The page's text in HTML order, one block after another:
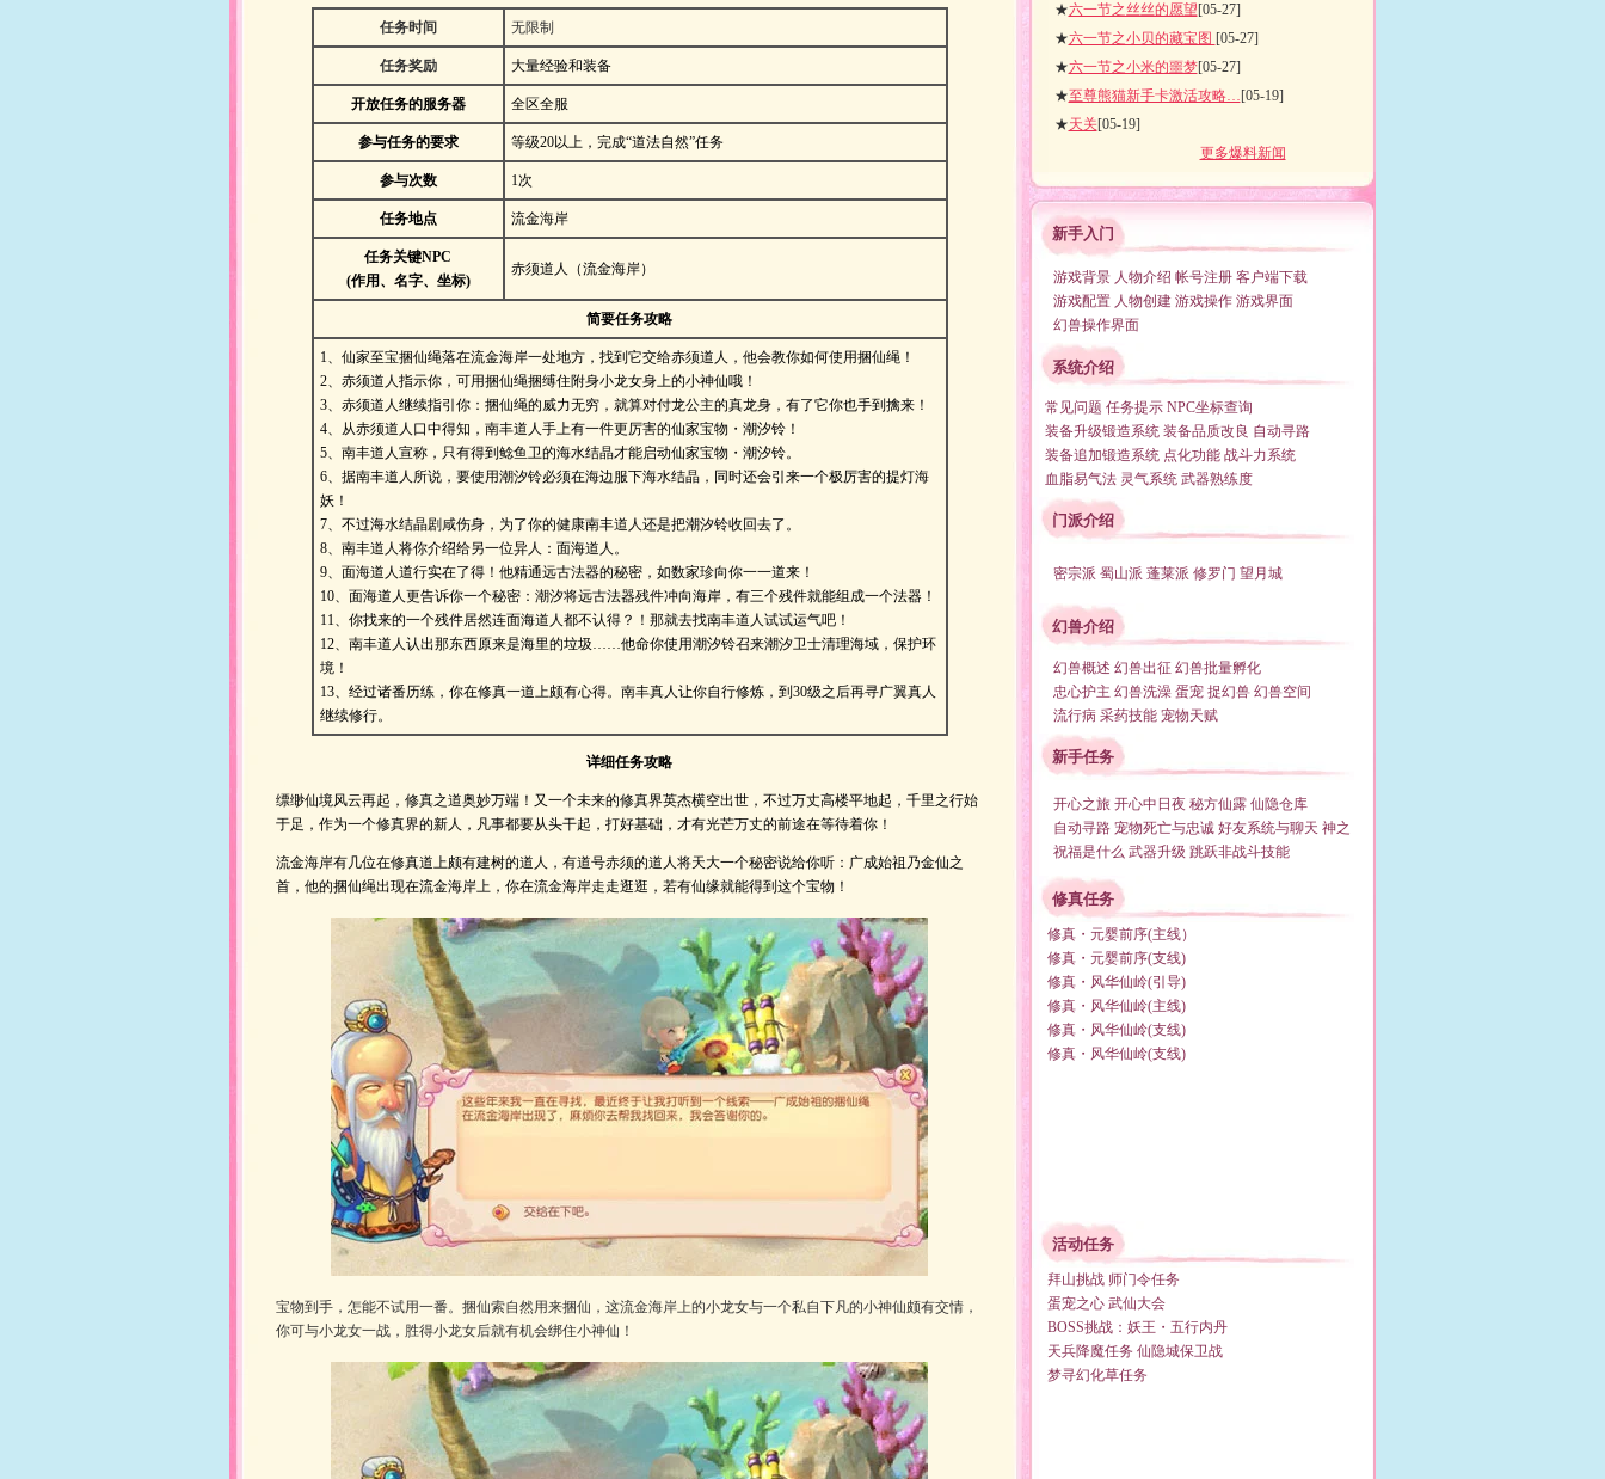
任务时间 无限制
任务奖励 大量经验和装备
开放任务的服务器 全区全服
参与任务的要求 等级20以上，完成“道法自然”任务
参与次数 1次
任务地点 流金海岸
任务关键NPC
(作用、名字、 坐标)
赤须道人（流金海岸）
简要任务攻略
1、仙家至宝捆仙绳落在流金海岸一处地方，找到它交给赤须道人，他会教你如何使用捆仙绳！
2、赤须道人指示你，可用捆仙绳捆缚住附身小龙女身上的小神仙哦！
3、赤须道人继续指引你：捆仙绳的威力无穷，就算对付龙公主的真龙身，有了它你也手到擒来！
4、从赤须道人口中得知，南丰道人手上有一件更厉害的仙家宝物・潮汐铃！
5、南丰道人宣称，只有得到鲶鱼卫的海水结晶才能启动仙家宝物・潮汐铃。
6、据南丰道人所说，要使用潮汐铃必须在海边服下海水结晶，同时还会引来一个极厉害的提灯海
妖！
7、不过海水结晶剧咸伤身，为了你的健康南丰道人还是把潮汐铃收回去了。
8、南丰道人将你介绍给另一位异人：面海道人。
9、面海道人道行实在了得！他精通远古法器的秘密，如数家珍向你一一道来！
10、面海道人更告诉你一个秘密：潮汐将远古法器残件冲向海岸，有三个残件就能组成一个法器！
11、你找来的一个残件居然连面海道人都不认得？！那就去找南丰道人试试运气吧！
12、南丰道人认出那东西原来是海里的垃圾……他命你使用潮汐铃召来潮汐卫士清理海域，保护环
境！
13、经过诸番历练，你在修真一道上颇有心得。南丰真人让你自行修炼，到30级之后再寻广翼真人
继续修行。
详细任务攻略
缥缈仙境风云再起，修真之道奥妙万端！又一个未来的修真界英杰横空出世，不过万丈高楼平地起，千里之行始
于足，作为一个修真界的新人，凡事都要从头干起，打好基础，才有光芒万丈的前途在等待着你！
流金海岸有几位在修真道上颇有建树的道人，有道号赤须的道人将天大一个秘密说给你听：广成始祖乃金仙之
首，他的捆仙绳出现在流金海岸上，你在流金海岸走走逛逛，若有仙缘就能得到这个宝物！
宝物到手，怎能不试用一番。捆仙索自然用来捆仙，这流金海岸上的小龙女与一个私自下凡的小神仙颇有交情，
你可与小龙女一战，胜得小龙女后就有机会绑住小神仙！
★六一节之丝丝的愿望[05-27]
★六一节之小贝的藏宝图 [05-27]
★六一节之小米的噩梦[05-27]
★至尊熊猫新手卡激活攻略…[05-19]
★天关[05-19]
更多爆料新闻
新手入门
游戏背景 人物介绍 帐号注册 客户端下载
游戏配置 人物创建 游戏操作 游戏界面
幻兽操作界面
系统介绍
常见问题 任务提示 NPC坐标查询
装备升级锻造系统 装备品质改良 自动寻路
装备追加锻造系统 点化功能 战斗力系统
血脂易气法 灵气系统 武器熟练度
门派介绍
密宗派 蜀山派 蓬莱派 修罗门 望月城
幻兽介绍
幻兽概述 幻兽出征 幻兽批量孵化
忠心护主 幻兽洗澡 蛋宠 捉幻兽 幻兽空间
流行病 采药技能 宠物天赋
新手任务
开心之旅 开心中日夜 秘方仙露 仙隐仓库
自动寻路 宠物死亡与忠诚 好友系统与聊天 神之
祝福是什么 武器升级 跳跃非战斗技能
修真任务
修真・元婴前序(主线）
修真・元婴前序(支线)
修真・风华仙岭(引导)
修真・风华仙岭(主线)
修真・风华仙岭(支线)
修真・风华仙岭(支线)
活动任务
拜山挑战 师门令任务
蛋宠之心 武仙大会
BOSS挑战：妖王・五行内丹
天兵降魔任务 仙隐城保卫战
梦寻幻化草任务